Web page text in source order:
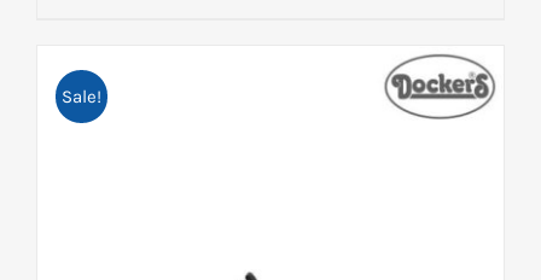
Sale!